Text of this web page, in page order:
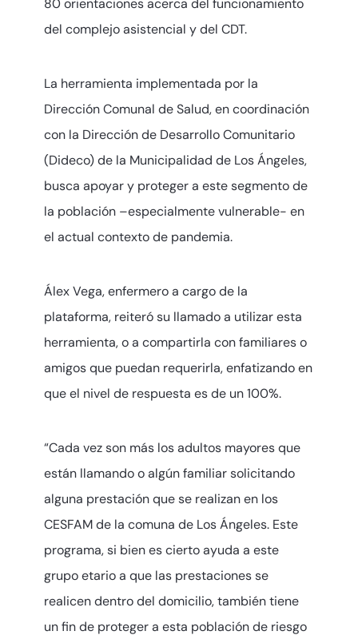
80 orientaciones acerca del funcionamiento
del complejo asistencial y del CDT.
La herramienta implementada por la
Dirección Comunal de Salud, en coordinación
con la Dirección de Desarrollo Comunitario
(Dideco) de la Municipalidad de Los Ángeles,
busca apoyar y proteger a este segmento de
la población –especialmente vulnerable- en
el actual contexto de pandemia.
Álex Vega, enfermero a cargo de la
plataforma, reiteró su llamado a utilizar esta
herramienta, o a compartirla con familiares o
amigos que puedan requerirla, enfatizando en
que el nivel de respuesta es de un 100%.
“Cada vez son más los adultos mayores que
están llamando o algún familiar solicitando
alguna prestación que se realizan en los
CESFAM de la comuna de Los Ángeles. Este
programa, si bien es cierto ayuda a este
grupo etario a que las prestaciones se
realicen dentro del domicilio, también tiene
un fin de proteger a esta población de riesgo